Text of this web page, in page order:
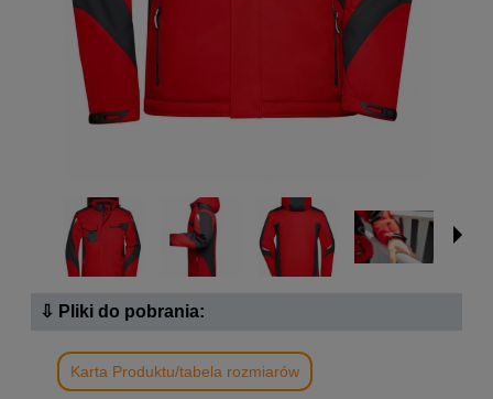
⇩ Pliki do pobrania:
Karta Produktu/tabela rozmiarów